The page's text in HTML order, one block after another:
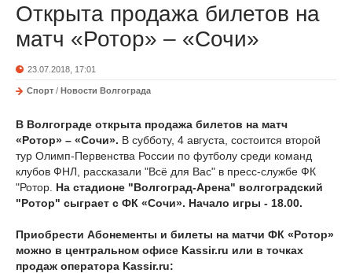
Открыта продажа билетов на
матч «Ротор» – «Сочи»
23.07.2018, 17:01
Спорт / Новости Волгограда
В Волгограде открыта продажа билетов на матч
«Ротор» – «Сочи». В субботу, 4 августа, состоится второй
тур Олимп-Первенства России по футболу среди команд
клубов ФНЛ, рассказали "Всё для Вас" в пресс-службе ФК
"Ротор. На стадионе "Волгоград-Арена" волгоградский
"Ротор" сыграет с ФК «Сочи». Начало игры - 18.00.
Приобрести Абонементы и билеты на матчи ФК «Ротор»
можно в центральном офисе Kassir.ru или в точках
продаж оператора Kassir.ru: